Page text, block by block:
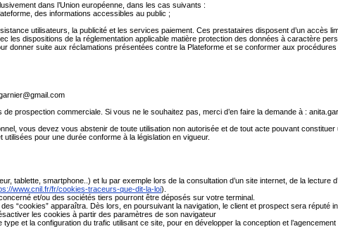
dans l’Union européenne, dans les cas suivants :
des informations accessibles au public ;
utilisateurs, la publicité et les services paiement. Ces prestataires disposent d’un accès
les dispositions de la réglementation applicable matière protection des données à caractère
donner suite aux réclamations présentées contre la Plateforme et se conformer aux procédures
prospection commerciale. Si vous ne le souhaitez pas, merci d’en faire la demande à :
vous devez vous abstenir de toute utilisation non autorisée et de tout acte pouvant constituer
pour une durée conforme à la législation en vigueur.
tablette, smartphone..) et lu par exemple lors de la consultation d’un site internet, de la lecture
www.cnil.fr/fr/cookies-traceurs-que-dit-la-loi).
et/ou des sociétés tiers pourront être déposés sur votre terminal.
“cookies” apparaîtra. Dès lors, en poursuivant la navigation, le client et prospect sera réputé
les cookies à partir des paramètres de son navigateur
et la configuration du trafic utilisant ce site, pour en développer la conception et